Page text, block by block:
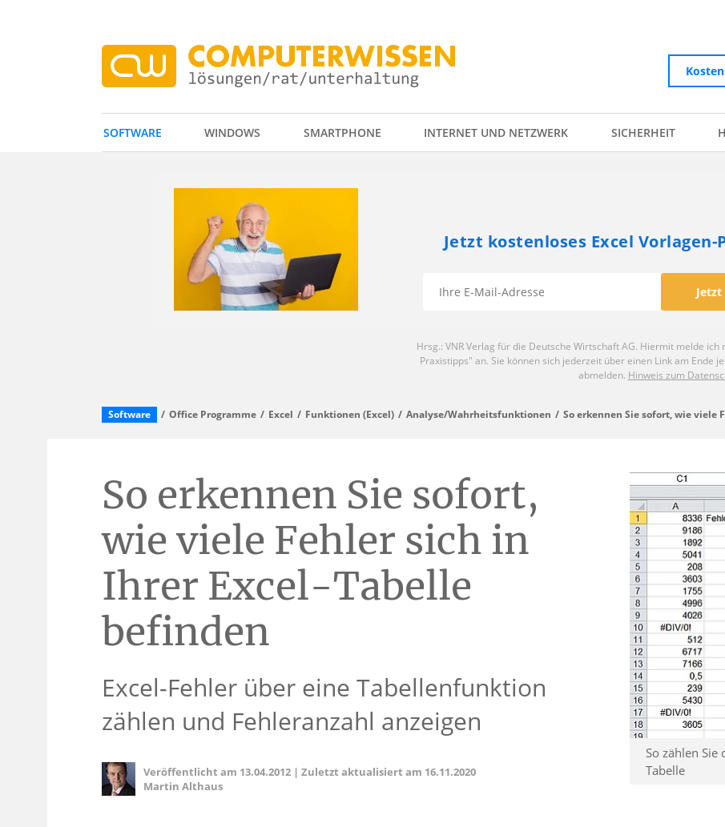
SOFTWARE WINDOWS SMARTPHONE INTERNET UND NETZWERK SICHERHEIT
Software Office Programme Excel Funktionen (Excel) Analyse/Wahrheitsfunktionen So erkennen Sie sofort, wie viele
So zählen
Tabelle
So erkennen Sie sofort,
wie viele Fehler sich in
Ihrer Excel-Tabelle
befinden
Excel-Fehler über eine Tabellenfunktion
zählen und Fehleranzahl anzeigen
Veröffentlicht am 13.04.2012 | Zuletzt aktualisiert am 16.11.2020
Martin Althaus